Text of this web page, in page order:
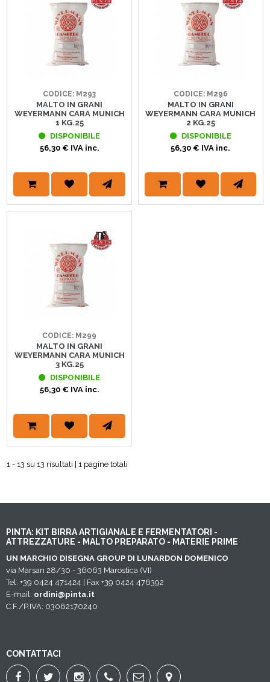
CODICE: M293
MALTO IN GRANI
WEYERMANN CARA MUNICH
1 KG.25
DISPONIBILE
56,30 € IVA inc.
CODICE: M296
MALTO IN GRANI
WEYERMANN CARA MUNICH
2 KG.25
DISPONIBILE
56,30 € IVA inc.
CODICE: M299
MALTO IN GRANI
WEYERMANN CARA MUNICH
3 KG.25
DISPONIBILE
56,30 € IVA inc.
1 - 13 su 13 risultati | 1 pagine totali
PINTA: KIT BIRRA ARTIGIANALE E FERMENTATORI -
ATTREZZATURE - MALTO PREPARATO - MATERIE PRIME
UN MARCHIO DISEGNA GROUP DI LUNARDON DOMENICO
via Marsan 28/30 - 36063 Marostica (VI)
Tel. +39 0424 471424 | Fax +39 0424 476392
E-mail: ordini@pinta.it
C.F./P.IVA: 03062170240
CONTATTACI